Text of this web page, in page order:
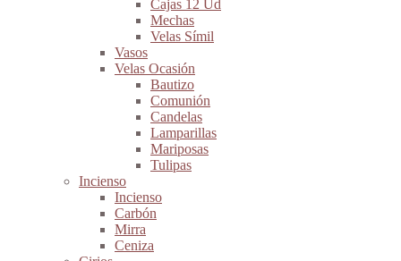
Cajas 12 Ud
Mechas
Velas Símil
Vasos
Velas Ocasión
Bautizo
Comunión
Candelas
Lamparillas
Mariposas
Tulipas
Incienso
Incienso
Carbón
Mirra
Ceniza